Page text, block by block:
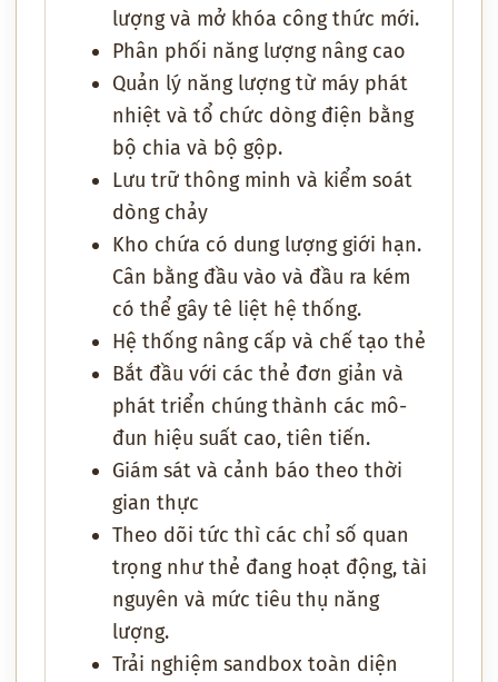
lượng và mở khóa công thức mới.
Phân phối năng lượng nâng cao
Quản lý năng lượng từ máy phát
nhiệt và tổ chức dòng điện bằng
bộ chia và bộ gộp.
Lưu trữ thông minh và kiểm soát
dòng chảy
Kho chứa có dung lượng giới hạn.
Cân bằng đầu vào và đầu ra kém
có thể gây tê liệt hệ thống.
Hệ thống nâng cấp và chế tạo thẻ
Bắt đầu với các thẻ đơn giản và
phát triển chúng thành các mô-
đun hiệu suất cao, tiên tiến.
Giám sát và cảnh báo theo thời
gian thực
Theo dõi tức thì các chỉ số quan
trọng như thẻ đang hoạt động, tài
nguyên và mức tiêu thụ năng
lượng.
Trải nghiệm sandbox toàn diện